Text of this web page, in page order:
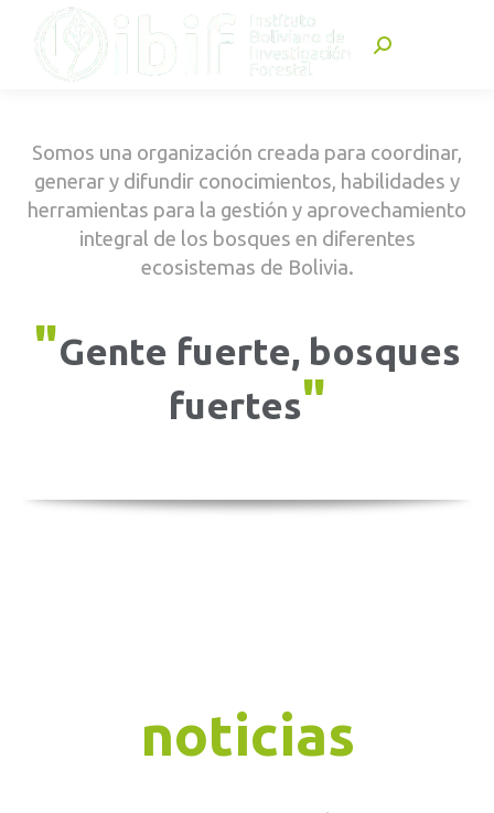
Buscar:
Somos una organización creada para coordinar,
generar y difundir conocimientos, habilidades y
herramientas para la gestión y aprovechamiento
integral de los bosques en diferentes
ecosistemas de Bolivia.
"Gente fuerte, bosques
fuertes"
noticias